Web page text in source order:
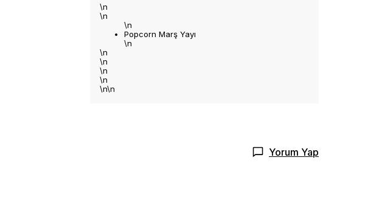
\n
\n
\n
Popcorn Marş Yayı
\n
\n
\n
\n
\n
\n\n
Yorum Yap